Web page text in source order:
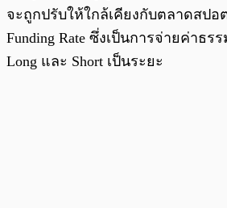
จะถูกปรับให้ใกล้เคียงกับตลาดสปอ
Funding Rate ซึ่งเป็นการจ่ายค่าธร
Long และ Short เป็นระยะ